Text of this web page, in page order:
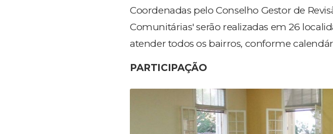
Coordenadas pelo Conselho Gestor de
Comunitárias' serão realizadas em 26
atender todos os bairros, conforme
PARTICIPAÇÃO